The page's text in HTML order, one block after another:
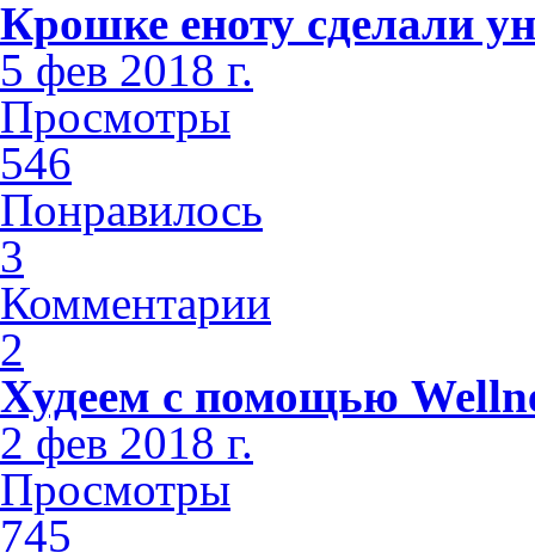
Крошке еноту сделали
5 фев 2018 г.
Просмотры
546
Понравилось
3
Комментарии
2
Худеем с помощью
2 фев 2018 г.
Просмотры
745